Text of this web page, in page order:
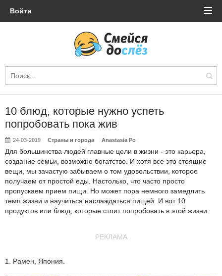
Войти
10 блюд, которые нужно успеть
попробовать пока жив
24-03-2019 Страны и города Anastasia Po
Для большинства людей главные цели в жизни - это карьера,
создание семьи, возможно богатство. И хотя все это стоящие
вещи, мы зачастую забываем о том удовольствии, которое
получаем от простой еды. Настолько, что часто просто
пропускаем прием пищи. Но может пора немного замедлить
темп жизни и научиться наслаждаться пищей. И вот 10
продуктов или блюд, которые стоит попробовать в этой жизни:
РЕКЛАМА
1. Рамен, Япония.